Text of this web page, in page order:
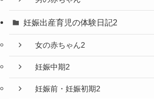
妊娠出産育児の体験日記2
女の赤ちゃん2
妊娠中期2
妊娠前・妊娠初期2